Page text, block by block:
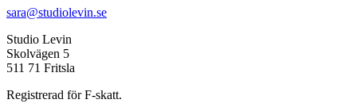
sara@studiolevin.se
Studio Levin
Skolvägen 5
511 71 Fritsla
Registrerad för F-skatt.